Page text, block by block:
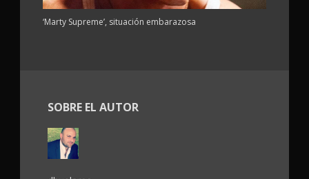
‘Marty Supreme’, situación embarazosa
SOBRE EL AUTOR